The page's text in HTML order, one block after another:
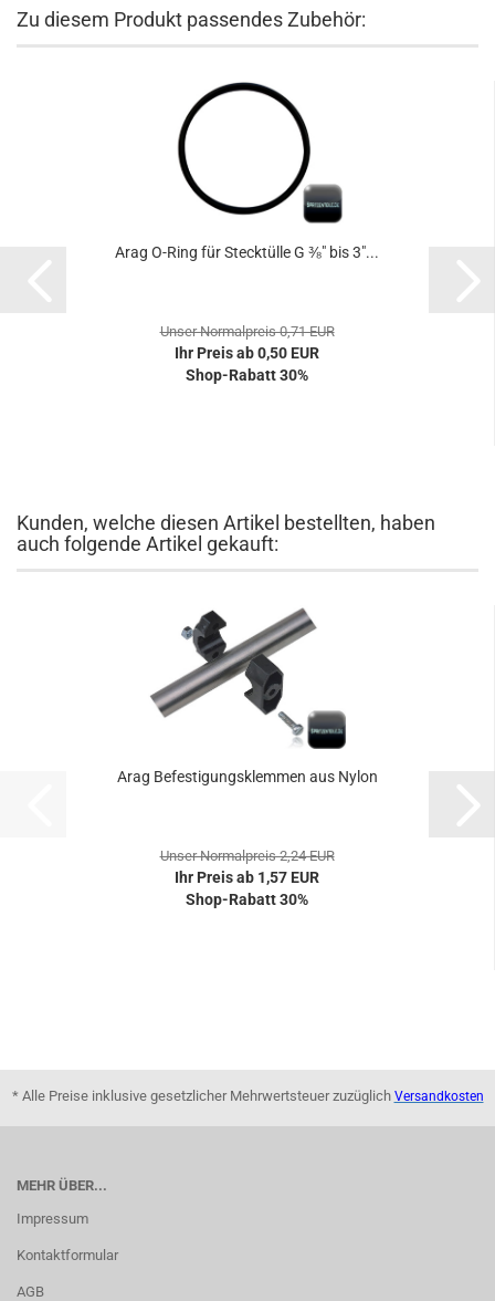
Zu diesem Produkt passendes Zubehör:
Arag O-Ring für Stecktülle G ⅜" bis 3"...
Unser Normalpreis 0,71 EUR
Ihr Preis ab 0,50 EUR
Shop-Rabatt 30%
Kunden, welche diesen Artikel bestellten, haben
auch folgende Artikel gekauft:
Arag Befestigungsklemmen aus Nylon
Unser Normalpreis 2,24 EUR
Ihr Preis ab 1,57 EUR
Shop-Rabatt 30%
* Alle Preise inklusive gesetzlicher Mehrwertsteuer zuzüglich Versandkosten
MEHR ÜBER...
Impressum
Kontaktformular
AGB